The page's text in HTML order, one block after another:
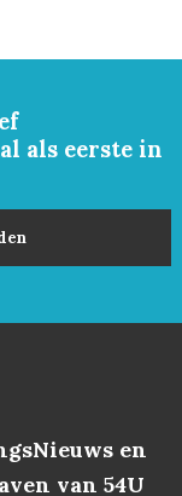
als eerste in
en
van 54U